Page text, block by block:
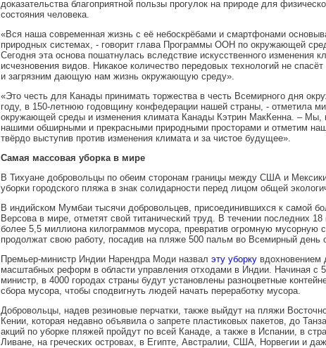
доказательства благоприятной пользы прогулок на природе для
состояния человека.
«Вся наша современная жизнь с её небоскрёбами и смартфонами
природных системах, - говорит глава Программы ООН по окружающей
Сегодня эта основа пошатнулась вследствие искусственного изменения
исчезновения видов. Никакое количество передовых технологий не
и загрязним дающую нам жизнь окружающую среду».
«Это честь для Канады принимать торжества в честь Всемирного дня
году, в 150-летнюю годовщину конфедерации нашей страны, - отметила
окружающей среды и изменения климата Канады Кэтрин МакКенна. – Мы,
нашими обширными и прекрасными природными просторами и отметим
твёрдо выступив против изменения климата и за чистое будущее».
Самая массовая уборка в мире
В Тихуане добровольцы по обеим сторонам границы между США и
уборки городского пляжа в знак солидарности перед лицом общей
В индийском Мумбаи тысячи добровольцев, присоединившихся к самой
Версова в мире, отметят свой титанический труд. В течении последних
более 5,5 миллиона килограммов мусора, превратив огромную мусорную
продолжат свою работу, посадив на пляже 500 пальм во Всемирный
Премьер-министр Индии Нарендра Моди назвал эту уборкувдохновением
масштабных реформ в области управления отходами в Индии. Начиная с
министр, в 4000 городах страны будут установлены разноцветные
сбора мусора, чтобы сподвигнуть людей начать переработку мусора.
Добровольцы, надев резиновые перчатки, также выйдут на пляжи
Кении, которая недавно объявила о запрете пластиковых пакетов, до
акций по уборке пляжей пройдут по всей Канаде, а также в Испании, в
Ливане, на греческих островах, в Египте, Австралии, США, Норвегии и